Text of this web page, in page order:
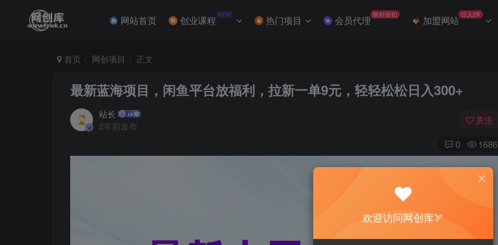
网站首页 创业课程 NEW 热门项目 会员代理 限时折扣 加盟网站 日入2K
首页 网创项目 正文
最新蓝海项目，闲鱼平台放福利，拉新一单9元，轻轻松松日入300+
站长
2年前发布
关注
0 1686
欢迎访问网创库🏹